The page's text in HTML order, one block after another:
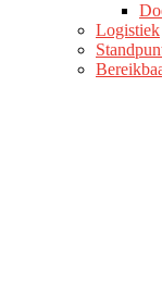
Logistiek